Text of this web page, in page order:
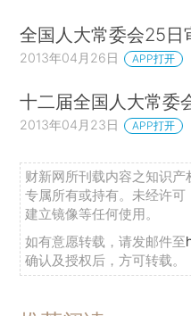
全国人大常委会25日
2013年04月26日 APP打开
十二届全国人大常委
2013年04月23日 APP打开
财新网所刊载内容之知识
专属所有或持有。未经许
建立镜像等任何使用。
如有意愿转载，请发邮件至
确认及授权后，方可转载。